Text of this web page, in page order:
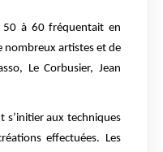
50 à 60 fréquentait en
nombreux artistes et de
Le Corbusier, Jean
s’initier aux techniques
effectuées. Les